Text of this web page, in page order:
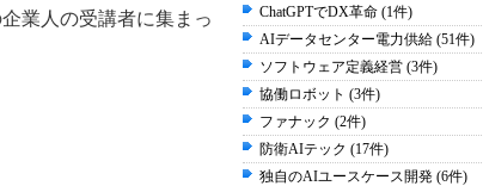
業人の受講者に集まっ
ChatGPTでDX革命 (1件)
AIデータセンター電力供給 (51件)
ソフトウェア定義経営 (3件)
協働ロボット (3件)
ファナック (2件)
防衛AIテック (17件)
独自のAIユースケース開発 (6件)